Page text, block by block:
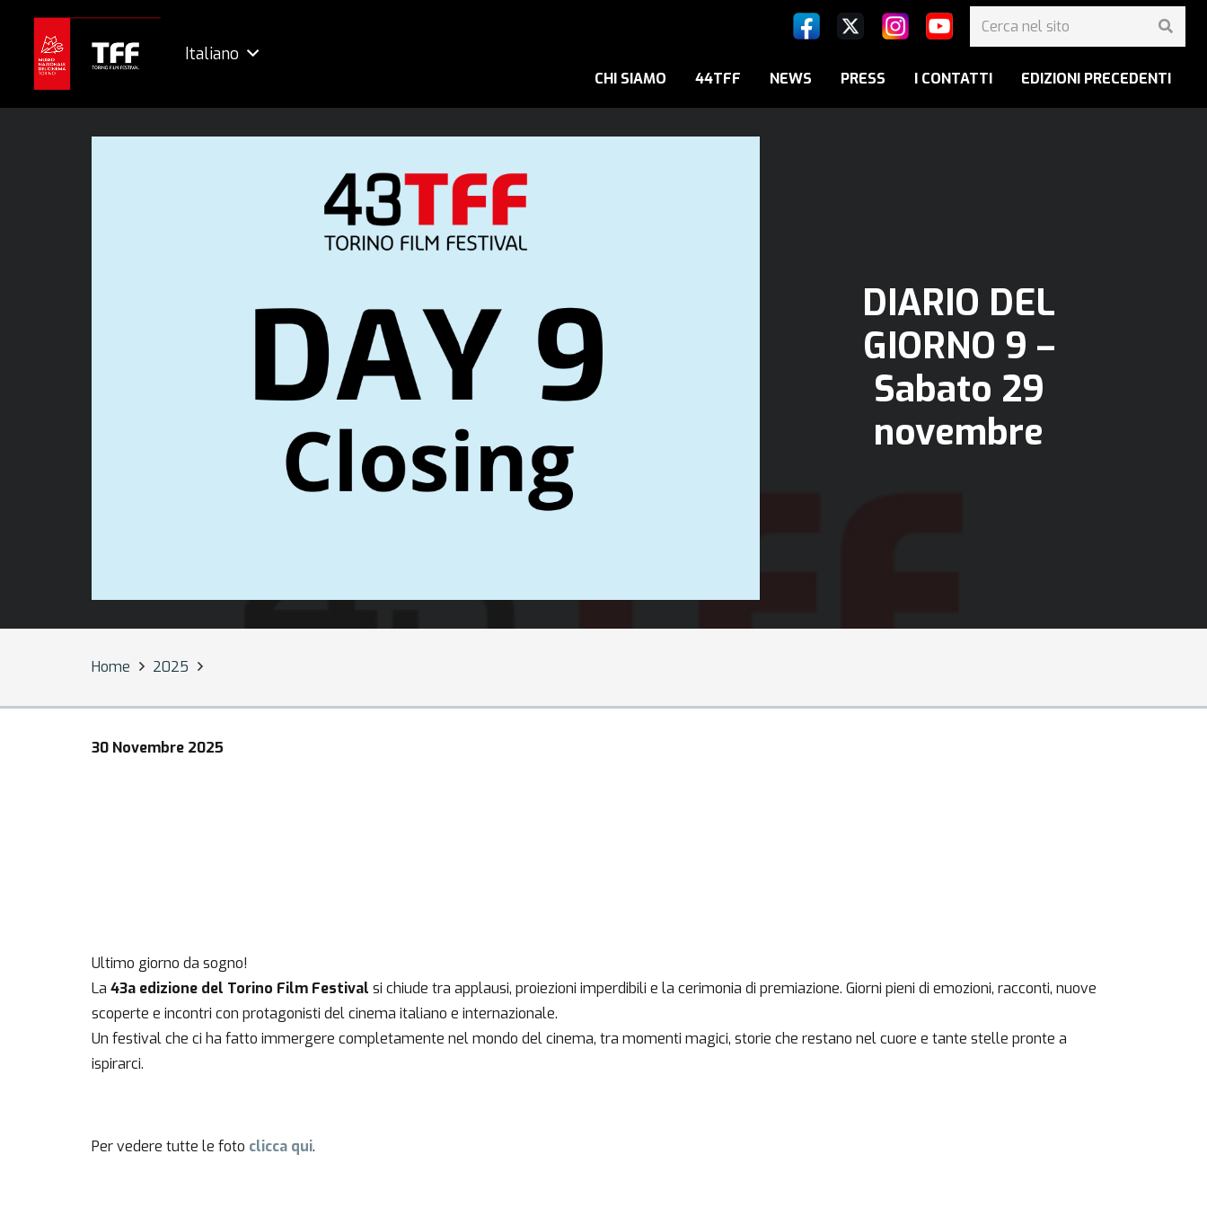
Italiano
CHI SIAMO 44TFF NEWS PRESS I CONTATTI EDIZIONI PRECEDENTI
DIARIO DEL
GIORNO 9 –
Sabato 29
novembre
Home 2025
30 Novembre 2025
Ultimo giorno da sogno!
La 43a edizione del Torino Film Festival si chiude tra applausi, proiezioni imperdibili e la cerimonia di premiazione. Giorni pieni di emozioni, racconti, nuove
scoperte e incontri con protagonisti del cinema italiano e internazionale.
Un festival che ci ha fatto immergere completamente nel mondo del cinema, tra momenti magici, storie che restano nel cuore e tante stelle pronte a
ispirarci.
Per vedere tutte le foto clicca qui.